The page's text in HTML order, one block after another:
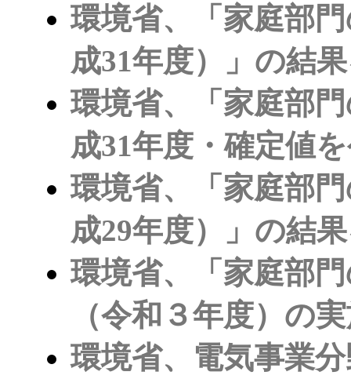
環境省、「家庭部
成31年度）」の結
環境省、「家庭部
成31年度・確定値
環境省、「家庭部
成29年度）」の結
環境省、「家庭部
（令和３年度）の
環境省、電気事業